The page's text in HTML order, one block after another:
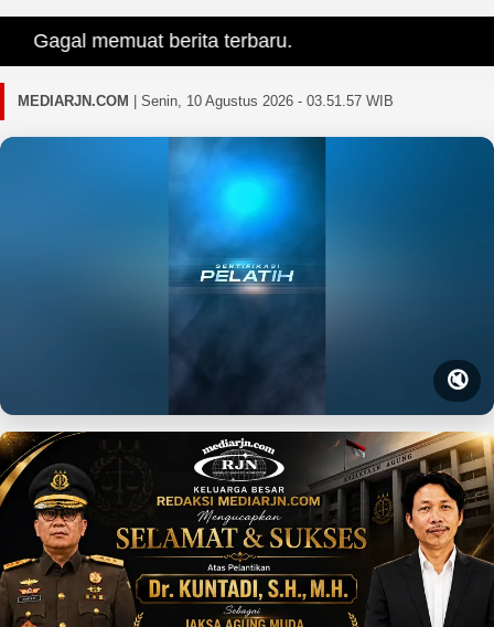
Gagal memuat berita terbaru.
MEDIARJN.COM Senin, 10 Agustus 2026 - 03.51.58 WIB
🔇